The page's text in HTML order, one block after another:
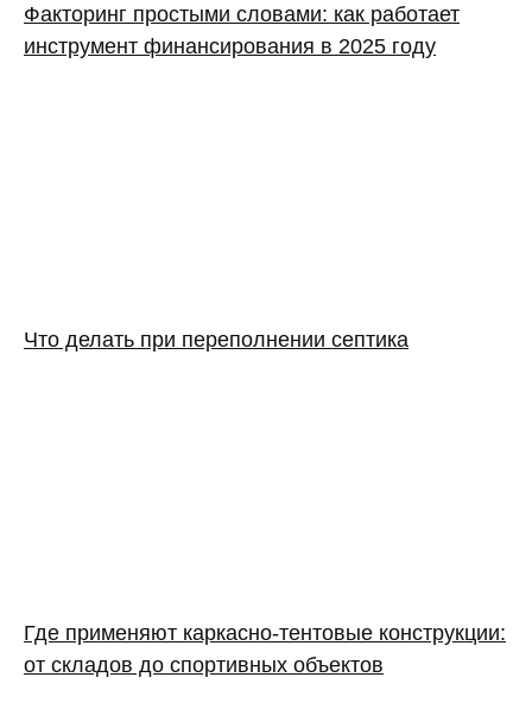
Факторинг простыми словами: как работает
инструмент финансирования в 2025 году
Что делать при переполнении септика
Где применяют каркасно‑тентовые конструкции:
от складов до спортивных объектов